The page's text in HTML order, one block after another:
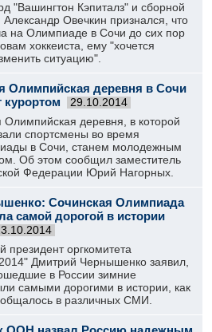
"Вашингтон Кэпиталз" и сборной
Александр Овечкин признался, что
на Олимпиаде в Сочи до сих пор
хоккеиста, ему "хочется
ситуацию".
Олимпийская деревня в Сочи
курортом
29.10.2014
Олимпийская деревня, в которой
спортсмены во время
в Сочи, станем молодежным
Об этом сообщил заместитель
Федерации Юрий Нагорных.
Сочинская Олимпиада
самой дорогой в истории
президент оргкомитета
Дмитрий Чернышенко заявил,
в России зимние
самыми дорогими в истории, как
в различных СМИ.